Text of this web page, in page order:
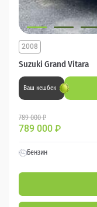
Suzuki Grand Vitara
2008
Ваш кешбек
789 000 ₽
789 000 ₽
Бензин